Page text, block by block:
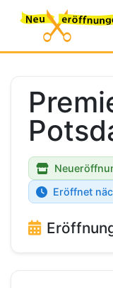
Eröffnet